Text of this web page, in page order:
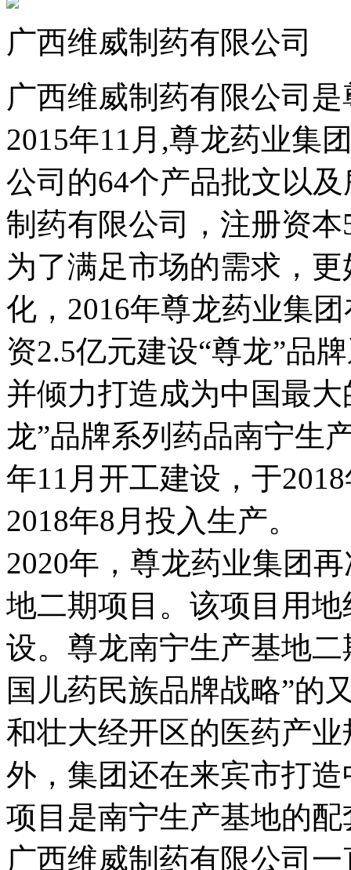
广西维威制药有限公司
广西维威制药有限公司
2015年11月,尊龙药业集
公司的64个产品批文以
制药有限公司，注册资本
为了满足市场的需求，
化，2016年尊龙药业集
资2.5亿元建设“尊龙”品
并倾力打造成为中国最
龙”品牌系列药品南宁生
年11月开工建设，于
2018年8月投入生产。
2020年，尊龙药业集团
地二期项目。该项目用
设。尊龙南宁生产基地
国儿药民族品牌战略”的
和壮大经开区的医药产
外，集团还在来宾市打
项目是南宁生产基地的
广西维威制药有限公司